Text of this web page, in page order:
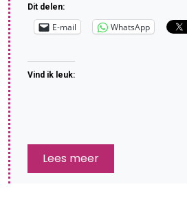
Dit delen:
E-mail WhatsApp
Vind ik leuk:
Lees meer